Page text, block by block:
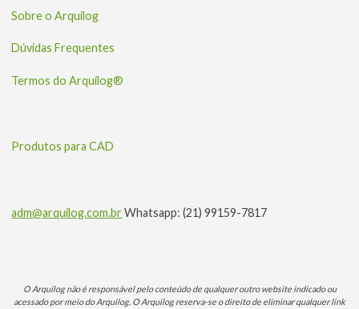
Sobre o Arquilog
Dúvidas Frequentes
Termos do Arquilog®
Produtos para CAD
adm@arquilog.com.brWhatsapp: (21) 99159-7817
O Arquilog não é responsável pelo conteúdo de qualquer outro website indicado ou
acessado por meio do Arquilog. O Arquilog reserva-se o direito de eliminar qualquer link